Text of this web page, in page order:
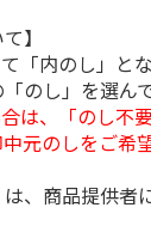
】
「内のし」と
のし」を選ん
は、「のし不
元のしをご希
、商品提供者